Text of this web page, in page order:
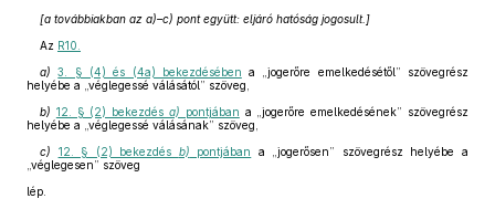
[a továbbiakban az a)–c) pont együtt: eljáró hatóság jogosult.]
Az R10.
a)
3. § (4) és (4a) bekezdésében a „jogerőre emelkedésétől” szövegrész
helyébe a „véglegessé válásától” szöveg,
b) 12. § (2) bekezdésa) pontjában a „jogerőre emelkedésének” szövegrész
helyébe a „véglegessé válásának” szöveg,
c)
12. § (2) bekezdés b) pontjában
a „jogerősen” szövegrész helyébe a
„véglegesen” szöveg
lép.